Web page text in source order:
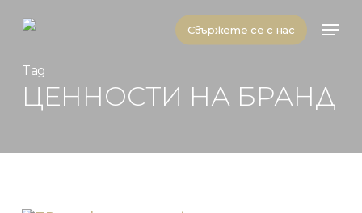
Свържете се с нас
Tag
ЦЕННОСТИ НА БРАНД